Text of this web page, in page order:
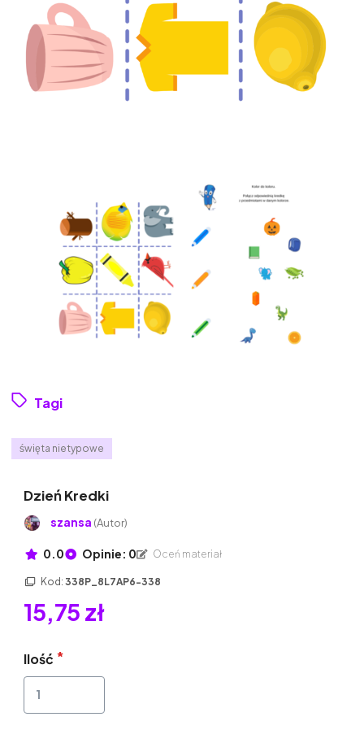
Tagi
święta nietypowe
Dzień Kredki
szansa (Autor)
0.0 Opinie: 0 Oceń materiał
Kod: 338P_8L7AP6-338
15,75 zł
Ilość